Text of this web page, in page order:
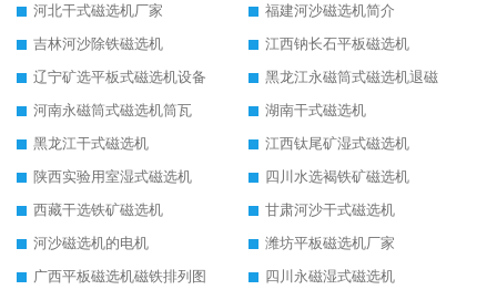
河北干式磁选机厂家
福建河沙磁选机简介
吉林河沙除铁磁选机
江西钠长石平板磁选机
辽宁矿选平板式磁选机设备
黑龙江永磁筒式磁选机退磁
河南永磁筒式磁选机筒瓦
湖南干式磁选机
黑龙江干式磁选机
江西钛尾矿湿式磁选机
陕西实验用室湿式磁选机
四川水选褐铁矿磁选机
西藏干选铁矿磁选机
甘肃河沙干式磁选机
河沙磁选机的电机
潍坊平板磁选机厂家
广西平板磁选机磁铁排列图
四川永磁湿式磁选机